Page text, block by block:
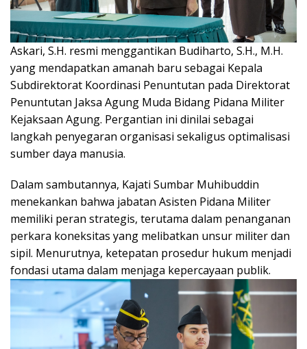
Askari, S.H. resmi menggantikan Budiharto, S.H., M.H.
yang mendapatkan amanah baru sebagai Kepala
Subdirektorat Koordinasi Penuntutan pada Direktorat
Penuntutan Jaksa Agung Muda Bidang Pidana Militer
Kejaksaan Agung. Pergantian ini dinilai sebagai
langkah penyegaran organisasi sekaligus optimalisasi
sumber daya manusia.
Dalam sambutannya, Kajati Sumbar Muhibuddin
menekankan bahwa jabatan Asisten Pidana Militer
memiliki peran strategis, terutama dalam penanganan
perkara koneksitas yang melibatkan unsur militer dan
sipil. Menurutnya, ketepatan prosedur hukum menjadi
fondasi utama dalam menjaga kepercayaan publik.